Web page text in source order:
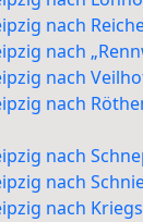
nach
nach
nach
nach
nach
nach
nach